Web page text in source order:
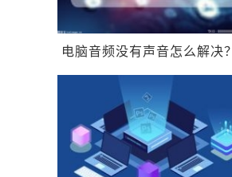
电脑音频没有声音怎么解决？